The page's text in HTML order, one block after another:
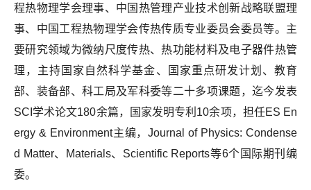
程热物理学会理事、中国热管理产业技术创新战略联盟理
事、中国工程热物理学会传热传质专业委员会委员等。主
要研究领域为微纳尺度传热、热功能材料及电子器件热管
理，主持国家自然科学基金、国家重点研发计划、教育
部、装备部、科工局及军科委等二十多项课题，迄今发表
SCI学术论文180余篇，国家发明专利10余项，担任ES En
ergy & Environment主编，Journal of Physics: Condense
d Matter、Materials、Scientific Reports等6个国际期刊编
委。